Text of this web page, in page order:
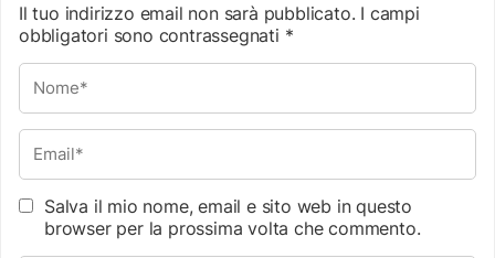
Il tuo indirizzo email non sarà pubblicato. I campi
obbligatori sono contrassegnati *
Salva il mio nome, email e sito web in questo
browser per la prossima volta che commento.